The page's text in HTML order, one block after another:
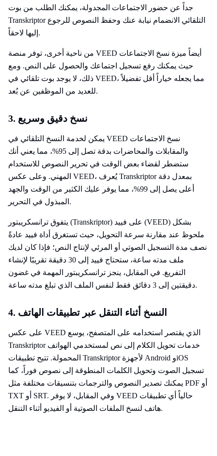
جداً عن حضور الاجتماعات المجدولة، يمكنك الطلب من بوت
Transkriptor التلقائي الانضمام نيابة عنك وحفظ النصوص للرجوع
إليها لاحقاً.
من ناحية أخرى، توفر منصة VEED أيضاً ميزة نسخ الاجتماعات
حيث يمكنك رفع تسجيل اجتماعك والحصول على النص. ومع
ذلك، لا يوجد بوت تلقائي في VEED، مما يجعله خياراً أقل تفضيلاً
للعديد من الموظفين عن بُعد.
3. نسخ دقيق وسريع
يمكن لخدمة النسخ التلقائي في VEED نسخ الاجتماعات
والمقابلات والمحاضرات بدقة تصل إلى 95%، مما يعني أنك
ستضطر لقضاء بعض الوقت في تحرير النصوص للاستخدام
المهني. وعلى عكس VEED، يُعرف Transkriptor بمعدل دقة
أعلى يصل إلى 99%، مما يوفر عليك الكثير من الوقت والجهد
المبذول في التحرير.
يتفوق ترانسكريبتور (Transkriptor) على فييد (VEED) بشكل
ملحوظ عند مقارنة سرعة التحويل، حيث تستغرق أداة فييد عادةً
نصف مدة التسجيل الصوتي أو المرئي لإنتاج النص؛ فإذا كان لديك
ملف مدته ساعة، ستحتاج فييد إلى 30 دقيقة تقريبًا لإنشاء
التفريغ. في المقابل، ينجز ترانسكريبتور المهمة في غضون
دقيقتين إلى 3 دقائق فقط لنفس الملف الذي تبلغ مدته ساعة.
4. النسخ أثناء التنقل عبر تطبيقات الهاتف
على عكس VEED الذي يقتصر استخدامه على المتصفح، يوسع
Transkriptor خدمات تحويل الكلام إلى نص لمستخدمي الهواتف
المحمولة. تتيح تطبيقات Transkriptor لأجهزة Android وiOS
تسجيل الصوت وتحويل الكلمات المنطوقة إلى نصوص فوراً، كما
يمكنك تصدير النصوص والترجمات بتنسيقات مختلفة مثل PDF أو
TXT أو SRT. وفي المقابل، لا يوفر VEED حالياً أي تطبيقات
هاتف لنسخ الملفات الصوتية أو الفيديو أثناء التنقل.